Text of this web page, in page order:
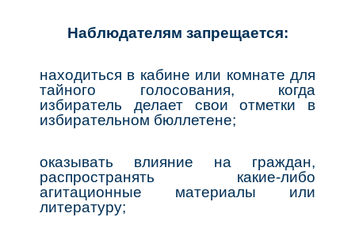
Наблюдателям запрещается:
находиться в кабине или комнате для
тайного голосования, когда
избиратель делает свои отметки в
избирательном бюллетене;
оказывать влияние на граждан,
распространять какие-либо
агитационные материалы или
литературу;